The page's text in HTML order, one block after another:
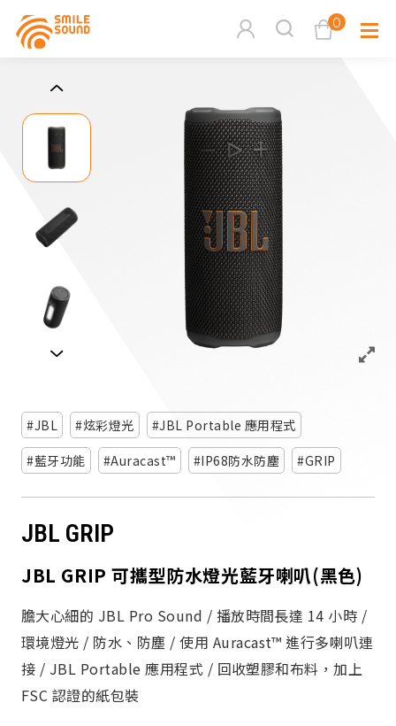
0
查看購物車
請選擇商品分類
請選擇分類
活動
JBL 炫彩燈光
JBL Portable 應用程式
藍牙功能
Auracast™ IP68防水防塵 GRIP
JBL GRIP
JBL GRIP 可攜型防水燈光藍牙喇叭(黑色)
膽大心細的 JBL Pro Sound / 播放時間長達 14 小時 /
環境燈光 / 防水、防塵 / 使用 Auracast™ 進行多喇叭連
接 / JBL Portable 應用程式 / 回收塑膠和布料，加上
FSC 認證的紙包裝